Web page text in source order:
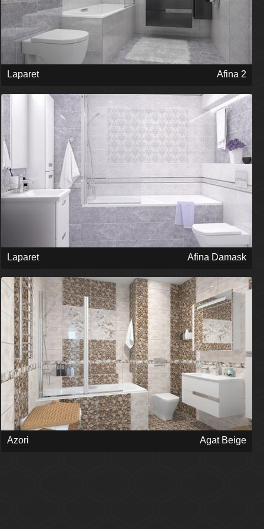
Laparet Afina 2
Laparet Afina Damask
Azori Agat Beige